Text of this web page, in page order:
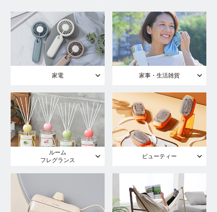
家電 家事・生活雑貨
ルーム
フレグランス
ビューティー